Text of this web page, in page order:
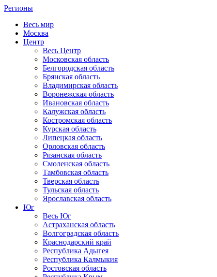
Регионы
Весь мир
Москва
Центр
Весь Центр
Московская область
Белгородская область
Брянская область
Владимирская область
Воронежская область
Ивановская область
Калужская область
Костромская область
Курская область
Липецкая область
Орловская область
Рязанская область
Смоленская область
Тамбовская область
Тверская область
Тульская область
Ярославская область
Юг
Весь Юг
Астраханская область
Волгоградская область
Краснодарский край
Республика Адыгея
Республика Калмыкия
Ростовская область